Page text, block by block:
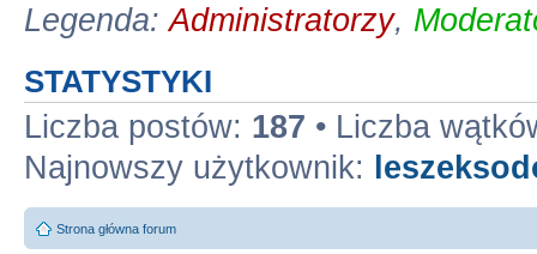
Legenda:Administratorzy,
STATYSTYKI
Liczba postów: 187 • Liczba
Najnowszy użytkownik:
Strona główna forum